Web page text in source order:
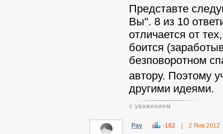
Представте
Вы". 8 из 10
отличается от
боится
безповоротном
автору. Поэтому
другими идеями.
с уважением
Pav -182 2 Янв 2012